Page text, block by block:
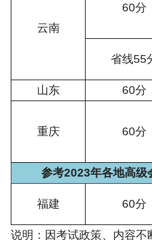
云南
60分
省线55
山东
60分
重庆 60分
参考2023年各地高级
福建 60分
说明：因考试政策、内容不